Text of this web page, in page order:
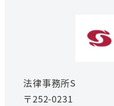
法律事務所S
〒252-0231